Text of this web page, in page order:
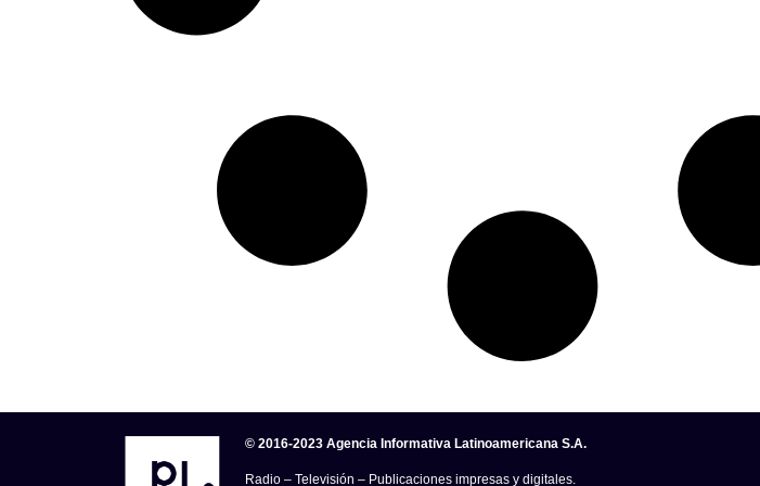
© 2016-2023 Agencia Informativa Latinoamericana S.A.
Radio – Televisión – Publicaciones impresas y digitales.